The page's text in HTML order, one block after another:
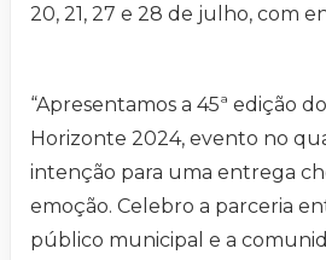
20, 21, 27 e 28 de julho, com
“Apresentamos a 45ª edição
Horizonte 2024, evento no
intenção para uma entrega
emoção. Celebro a parceria
público municipal e a